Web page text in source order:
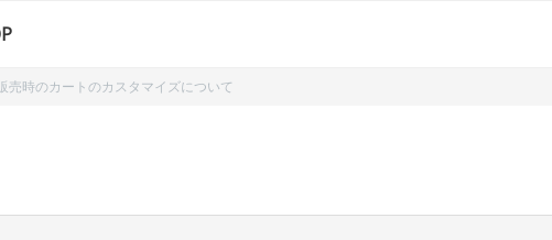
時のカートのカスタマイズについて